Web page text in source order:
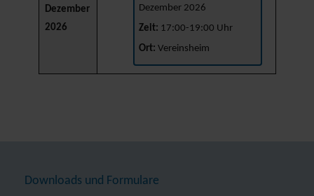
Dezember
2026
Dezember 2026
Zeit: 17:00-19:00 Uhr
Ort: Vereinsheim
Downloads und Formulare